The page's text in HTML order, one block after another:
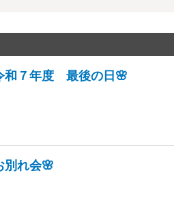
和７年度 最後の日🌸
別れ会🌸